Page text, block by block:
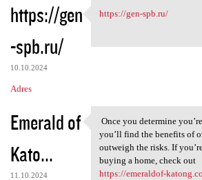
https://gen
-spb.ru/
10.10.2024
Adres
https://gen-spb.ru/
https://gen-spb.ru/
Emerald of
Kato...
11.10.2024
Once you determine
Once you determine
you’ll find the benefits of
outweigh the risks. If
buying a home, check out
https://emeraldof-